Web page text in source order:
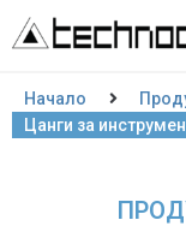
Начало
Цанги за